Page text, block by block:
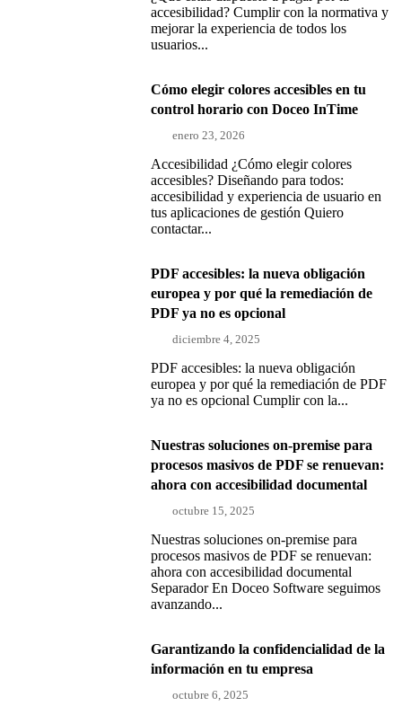
accesibilidad? Cumplir con la normativa y
mejorar la experiencia de todos los
usuarios...
Cómo elegir colores accesibles en tu
control horario con Doceo InTime
enero 23, 2026
Accesibilidad ¿Cómo elegir colores
accesibles? Diseñando para todos:
accesibilidad y experiencia de usuario en
tus aplicaciones de gestión Quiero
contactar...
PDF accesibles: la nueva obligación
europea y por qué la remediación de
PDF ya no es opcional
diciembre 4, 2025
PDF accesibles: la nueva obligación
europea y por qué la remediación de PDF
ya no es opcional Cumplir con la...
Nuestras soluciones on-premise para
procesos masivos de PDF se renuevan:
ahora con accesibilidad documental
octubre 15, 2025
Nuestras soluciones on-premise para
procesos masivos de PDF se renuevan:
ahora con accesibilidad documental
Separador En Doceo Software seguimos
avanzando...
Garantizando la confidencialidad de la
información en tu empresa
octubre 6, 2025